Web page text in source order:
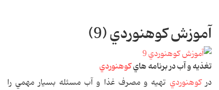
آموزش کوهنوردي (9)
تغذيه و آب در برنامه هايکوهنوردي
درکوهنوردي تهيه و مصرف غذا و آب مسئله بسيار مهمي را